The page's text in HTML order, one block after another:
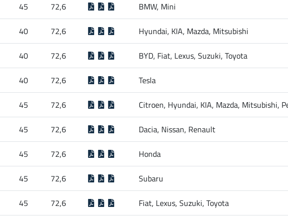
45 72,6 BMW, Mini
40 72,6 Hyundai, KIA, Mazda, Mitsubishi
40 72,6 BYD, Fiat, Lexus, Suzuki, Toyota
40 72,6 Tesla
45 72,6 Citroen, Hyundai, KIA, Mazda, Mitsubishi,
45 72,6 Dacia, Nissan, Renault
45 72,6 Honda
45 72,6 Subaru
45 72,6 Fiat, Lexus, Suzuki, Toyota